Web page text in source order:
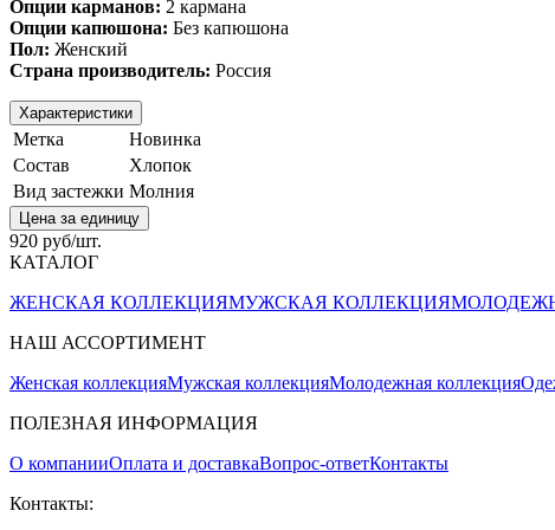
Опции карманов: 2 кармана
Опции капюшона: Без капюшона
Пол: Женский
Страна производитель: Россия
Характеристики
Метка
Новинка
Состав
Хлопок
Вид застежки Молния
Цена за единицу
920 руб/шт.
КАТАЛОГ
ЖЕНСКАЯ КОЛЛЕКЦИЯМУЖСКАЯ КОЛЛЕКЦИЯ
НАШ АССОРТИМЕНТ
Женская коллекцияМужская коллекцияМолодежная коллекция
ПОЛЕЗНАЯ ИНФОРМАЦИЯ
О компанииОплата и доставкаВопрос-ответКонтакты
Контакты: